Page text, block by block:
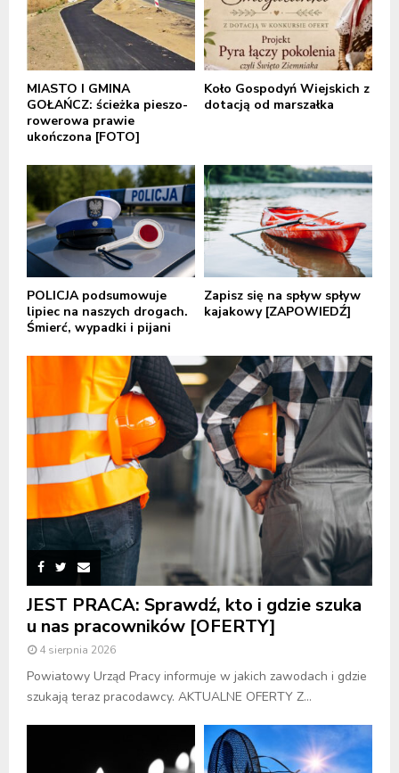
MIASTO I GMINA
GOŁAŃCZ: ścieżka pieszo-
rowerowa prawie
ukończona [FOTO]
Koło Gospodyń Wiejskich z
dotacją od marszałka
POLICJA podsumowuje
lipiec na naszych drogach.
Śmierć, wypadki i pijani
Zapisz się na spływ spływ
kajakowy [ZAPOWIEDŹ]
JEST PRACA: Sprawdź, kto i gdzie szuka
u nas pracowników [OFERTY]
4 sierpnia 2026
Powiatowy Urząd Pracy informuje w jakich zawodach i gdzie
szukają teraz pracodawcy. AKTUALNE OFERTY Z...